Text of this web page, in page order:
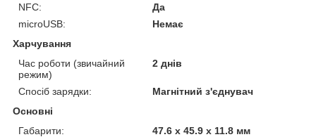
NFC:
Да
microUSB:
Немає
Харчування
Час роботи (звичайний
режим)
2 днів
Спосіб зарядки:
Магнітний з'єднувач
Основні
Габарити:
47.6 x 45.9 x 11.8 мм